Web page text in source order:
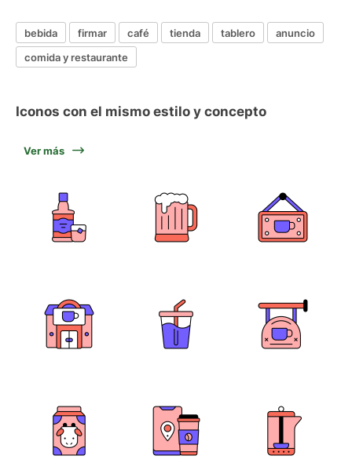
bebida firmar café tienda tablero
anuncio
comida y restaurante
Iconos con el mismo estilo y concepto
Ver más